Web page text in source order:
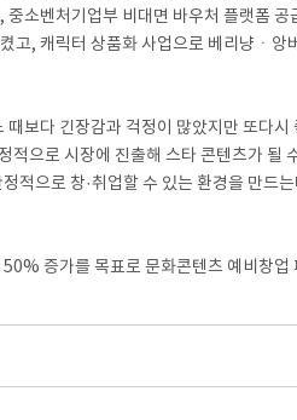
소벤처기업부 비대면 바우처 플랫폼 공
고, 캐릭터 상품화 사업으로 베리냥ㆍ앙
보다 긴장감과 걱정이 많았지만 또다시
으로 시장에 진출해 스타 콘텐츠가 될
적으로 창·취업할 수 있는 환경을 만드
증가를 목표로 문화콘텐츠 예비창업